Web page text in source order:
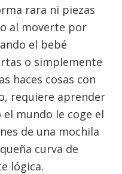
rara ni piezas
al moverte por
el bebé
o simplemente
haces cosas con
requiere aprender
mundo le coge el
de una mochila
curva de
lógica.